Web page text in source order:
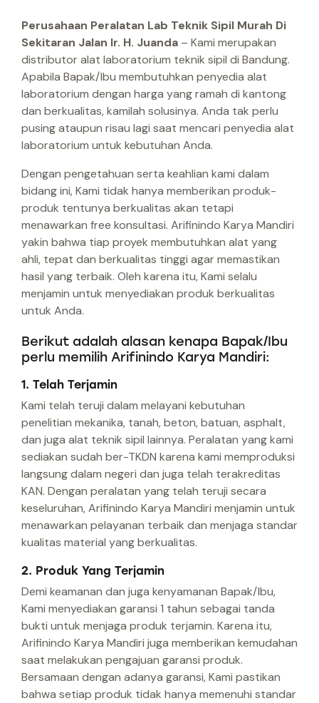
Perusahaan Peralatan Lab Teknik Sipil Murah Di
Sekitaran Jalan Ir. H. Juanda – Kami merupakan
distributor alat laboratorium teknik sipil di Bandung.
Apabila Bapak/Ibu membutuhkan penyedia alat
laboratorium dengan harga yang ramah di kantong
dan berkualitas, kamilah solusinya. Anda tak perlu
pusing ataupun risau lagi saat mencari penyedia alat
laboratorium untuk kebutuhan Anda.
Dengan pengetahuan serta keahlian kami dalam
bidang ini, Kami tidak hanya memberikan produk-
produk tentunya berkualitas akan tetapi
menawarkan free konsultasi. Arifinindo Karya Mandiri
yakin bahwa tiap proyek membutuhkan alat yang
ahli, tepat dan berkualitas tinggi agar memastikan
hasil yang terbaik. Oleh karena itu, Kami selalu
menjamin untuk menyediakan produk berkualitas
untuk Anda.
Berikut adalah alasan kenapa Bapak/Ibu
perlu memilih Arifinindo Karya Mandiri:
1. Telah Terjamin
Kami telah teruji dalam melayani kebutuhan
penelitian mekanika, tanah, beton, batuan, asphalt,
dan juga alat teknik sipil lainnya. Peralatan yang kami
sediakan sudah ber-TKDN karena kami memproduksi
langsung dalam negeri dan juga telah terakreditas
KAN. Dengan peralatan yang telah teruji secara
keseluruhan, Arifinindo Karya Mandiri menjamin untuk
menawarkan pelayanan terbaik dan menjaga standar
kualitas material yang berkualitas.
2. Produk Yang Terjamin
Demi keamanan dan juga kenyamanan Bapak/Ibu,
Kami menyediakan garansi 1 tahun sebagai tanda
bukti untuk menjaga produk terjamin. Karena itu,
Arifinindo Karya Mandiri juga memberikan kemudahan
saat melakukan pengajuan garansi produk.
Bersamaan dengan adanya garansi, Kami pastikan
bahwa setiap produk tidak hanya memenuhi standar